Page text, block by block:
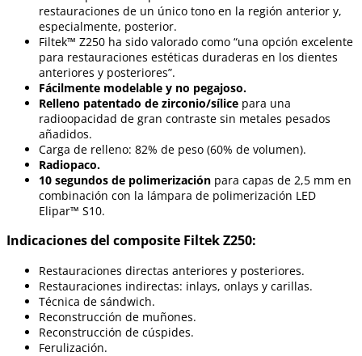
restauraciones de un único tono en la región anterior y,
especialmente, posterior.
Filtek™ Z250 ha sido valorado como “una opción excelente
para restauraciones estéticas duraderas en los dientes
anteriores y posteriores”.
Fácilmente modelable y no pegajoso.
Relleno patentado de zirconio/sílice para una
radioopacidad de gran contraste sin metales pesados
añadidos.
Carga de relleno: 82% de peso (60% de volumen).
Radiopaco.
10 segundos de polimerización para capas de 2,5 mm en
combinación con la lámpara de polimerización LED
Elipar™ S10.
Indicaciones del composite Filtek Z250:
Restauraciones directas anteriores y posteriores.
Restauraciones indirectas: inlays, onlays y carillas.
Técnica de sándwich.
Reconstrucción de muñones.
Reconstrucción de cúspides.
Ferulización.